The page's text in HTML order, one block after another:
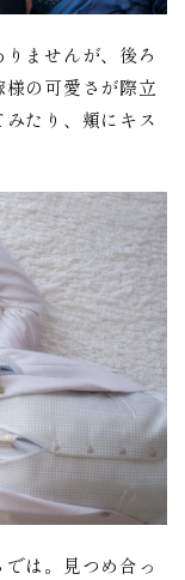
ませんが、後ろ
の可愛さが際立
たり、頬にキス
は。見つめ合っ